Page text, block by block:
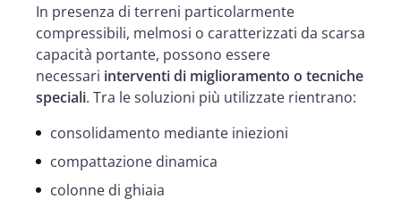
In presenza di terreni particolarmente
compressibili, melmosi o caratterizzati da scarsa
capacità portante, possono essere
necessari interventi di miglioramento o tecniche
speciali. Tra le soluzioni più utilizzate rientrano:
consolidamento mediante iniezioni
compattazione dinamica
colonne di ghiaia